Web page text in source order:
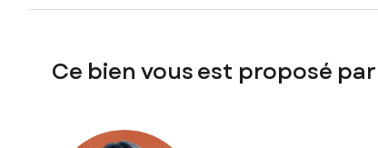
Ce bien vous est proposé